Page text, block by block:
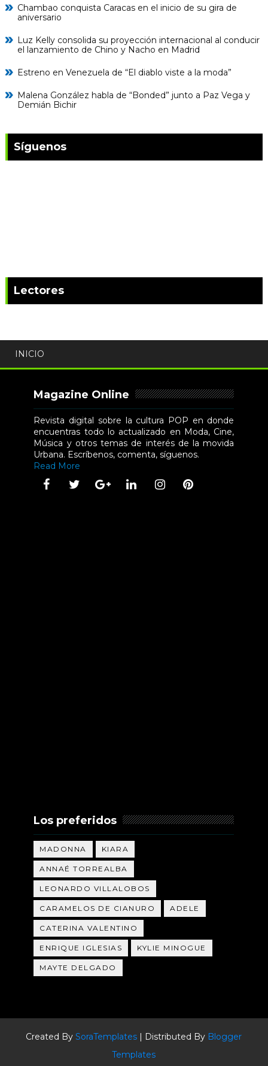
Chambao conquista Caracas en el inicio de su gira de
aniversario
Luz Kelly consolida su proyección internacional al conducir
el lanzamiento de Chino y Nacho en Madrid
Estreno en Venezuela de “El diablo viste a la moda”
Malena González habla de “Bonded” junto a Paz Vega y
Demián Bichir
Síguenos
Lectores
INICIO
Magazine Online
Revista digital sobre la cultura POP en donde
encuentras todo lo actualizado en Moda, Cine,
Música y otros temas de interés de la movida
Urbana. Escríbenos, comenta, síguenos.
Read More
Los preferidos
MADONNA KIARA
ANNAÉ TORREALBA
LEONARDO VILLALOBOS
CARAMELOS DE CIANURO ADELE
CATERINA VALENTINO
ENRIQUE IGLESIAS KYLIE MINOGUE
MAYTE DELGADO
Created BySoraTemplates | Distributed By Blogger
Templates